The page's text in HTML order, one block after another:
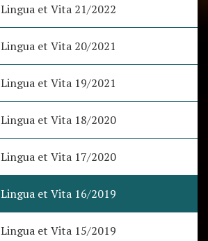
Lingua et Vita 21/2022
Lingua et Vita 20/2021
Lingua et Vita 19/2021
Lingua et Vita 18/2020
Lingua et Vita 17/2020
Lingua et Vita 16/2019
Lingua et Vita 15/2019